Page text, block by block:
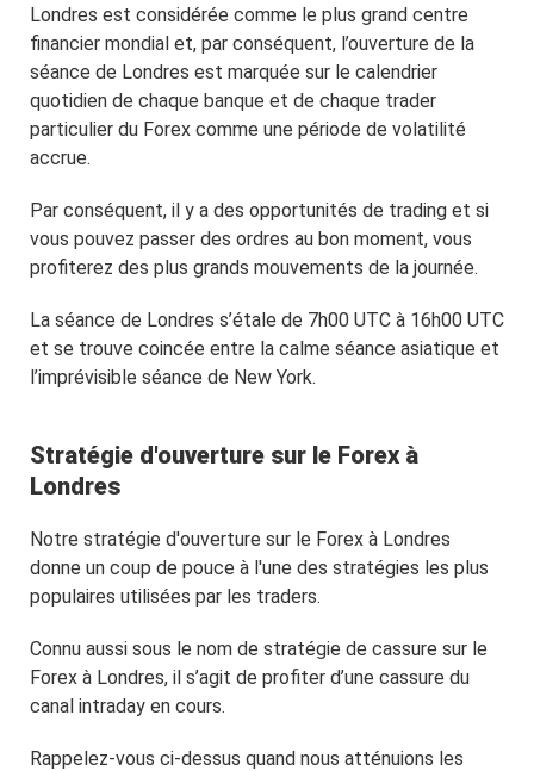
Londres est considérée comme le plus grand centre
financier mondial et, par conséquent, l’ouverture de la
séance de Londres est marquée sur le calendrier
quotidien de chaque banque et de chaque trader
particulier du Forex comme une période de volatilité
accrue.
Par conséquent, il y a des opportunités de trading et si
vous pouvez passer des ordres au bon moment, vous
profiterez des plus grands mouvements de la journée.
La séance de Londres s’étale de 7h00 UTC à 16h00 UTC
et se trouve coincée entre la calme séance asiatique et
l’imprévisible séance de New York.
Stratégie d'ouverture sur le Forex à
Londres
Notre stratégie d'ouverture sur le Forex à Londres
donne un coup de pouce à l'une des stratégies les plus
populaires utilisées par les traders.
Connu aussi sous le nom de stratégie de cassure sur le
Forex à Londres, il s’agit de profiter d’une cassure du
canal intraday en cours.
Rappelez-vous ci-dessus quand nous atténuions les